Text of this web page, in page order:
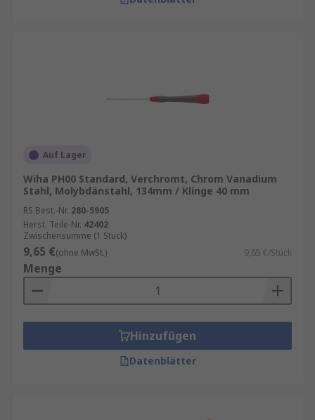
Auf Lager
Wiha PH00 Standard, Verchromt, Chrom Vanadium
Stahl, Molybdänstahl, 134mm / Klinge 40 mm
RS Best.-Nr. 280-5905
Herst. Teile-Nr. 42402
Zwischensumme (1 Stück)
9,65 €(ohne MwSt.) 9,65 €/Stück
Menge
Hinzufügen
Datenblätter